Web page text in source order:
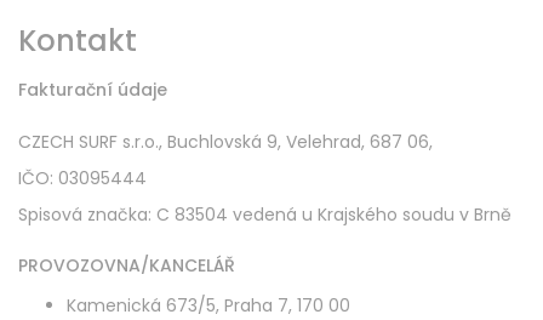
Kontakt
Fakturační údaje
CZECH SURF s.r.o., Buchlovská 9, Velehrad, 687 06,
IČO: 03095444
Spisová značka: C 83504 vedená u Krajského soudu v Brně
PROVOZOVNA/KANCELÁŘ
Kamenická 673/5, Praha 7, 170 00